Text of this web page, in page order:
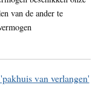
van de ander te
van verlangen'